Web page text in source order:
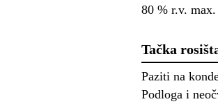
80 % r.v. max.
Tačka
Paziti na
Podloga i